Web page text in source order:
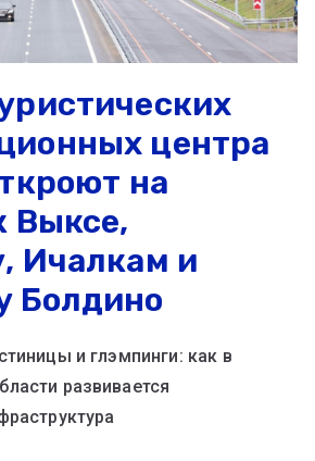
центра
на
Выксе,
Ичалкам и
Болдино
и глэмпинги: как в
развивается